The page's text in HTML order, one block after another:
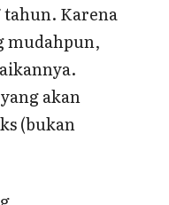
tahun. Karena
mudahpun,
akan
(bukan